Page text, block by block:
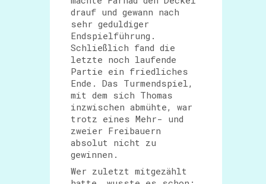
drauf und gewann nach
sehr geduldiger
Endspielführung.
Schließlich fand die
letzte noch laufende
Partie ein friedliches
Ende. Das Turmendspiel,
mit dem sich Thomas
inzwischen abmühte, war
trotz eines Mehr- und
zweier Freibauern
absolut nicht zu
gewinnen.
Wer zuletzt mitgezählt